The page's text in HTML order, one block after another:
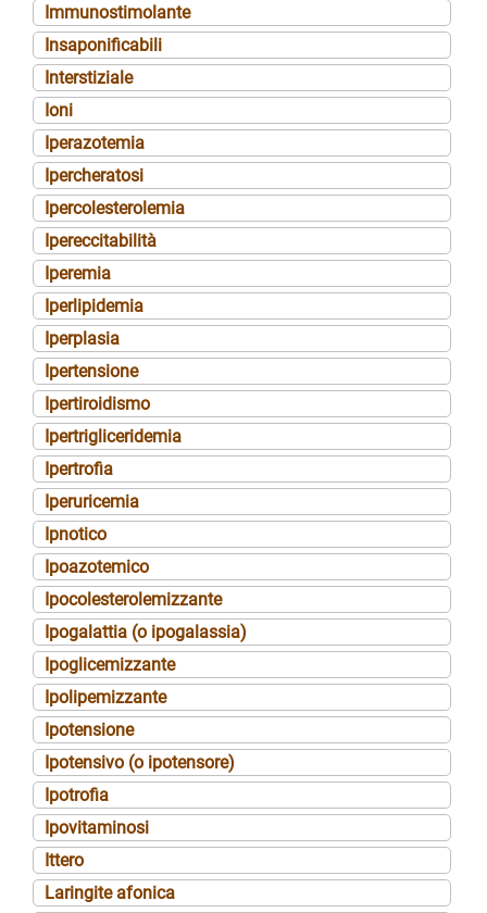
Immunostimolante
Insaponificabili
Interstiziale
Ioni
Iperazotemia
Ipercheratosi
Ipercolesterolemia
Ipereccitabilità
Iperemia
Iperlipidemia
Iperplasia
Ipertensione
Ipertiroidismo
Ipertrigliceridemia
Ipertrofia
Iperuricemia
Ipnotico
Ipoazotemico
Ipocolesterolemizzante
Ipogalattia (o ipogalassia)
Ipoglicemizzante
Ipolipemizzante
Ipotensione
Ipotensivo (o ipotensore)
Ipotrofia
Ipovitaminosi
Ittero
Laringite afonica